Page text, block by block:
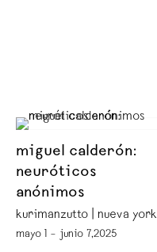
miguel calderón:
neuróticos
anónimos
kurimanzutto | nueva york
mayo 1 – junio 7,2025